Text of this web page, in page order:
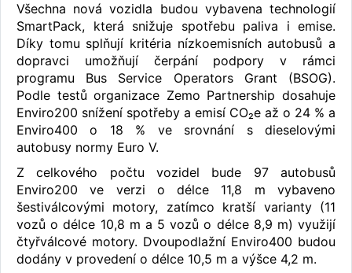
Všechna nová vozidla budou vybavena technologií
SmartPack, která snižuje spotřebu paliva i emise.
Díky tomu splňují kritéria nízkoemisních autobusů a
dopravci umožňují čerpání podpory v rámci
programu Bus Service Operators Grant (BSOG).
Podle testů organizace Zemo Partnership dosahuje
Enviro200 snížení spotřeby a emisí CO₂e až o 24 % a
Enviro400 o 18 % ve srovnání s dieselovými
autobusy normy Euro V.
Z celkového počtu vozidel bude 97 autobusů
Enviro200 ve verzi o délce 11,8 m vybaveno
šestiválcovými motory, zatímco kratší varianty (11
vozů o délce 10,8 m a 5 vozů o délce 8,9 m) využijí
čtyřválcové motory. Dvoupodlažní Enviro400 budou
dodány v provedení o délce 10,5 m a výšce 4,2 m.